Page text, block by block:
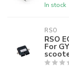
In stock
RSO
RSO
For